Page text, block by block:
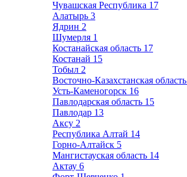
Чувашская Республика 17
Алатырь 3
Ядрин 2
Шумерля 1
Костанайская область 17
Костанай 15
Тобыл 2
Восточно-Казахстанская область
Усть-Каменогорск 16
Павлодарская область 15
Павлодар 13
Аксу 2
Республика Алтай 14
Горно-Алтайск 5
Мангистауская область 14
Актау 6